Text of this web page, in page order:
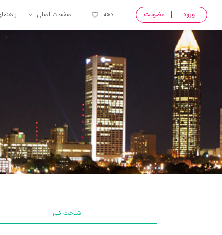
ورود عضویت دهه صفحات اصلی
شناخت کلی